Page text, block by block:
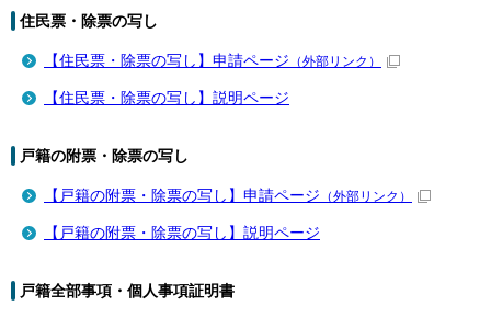
住民票・除票の写し
【住民票・除票の写し】申請ページ （外部リンク）
【住民票・除票の写し】説明ページ
戸籍の附票・除票の写し
【戸籍の附票・除票の写し】申請ページ （外部リンク）
【戸籍の附票・除票の写し】説明ページ
戸籍全部事項・個人事項証明書